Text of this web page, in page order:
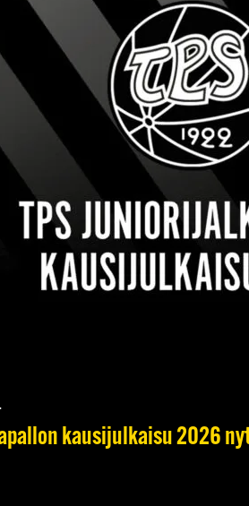
kausijulkaisu 2026